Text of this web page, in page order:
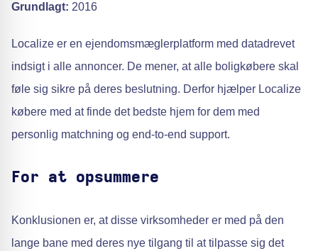
Grundlagt: 2016
Localize er en ejendomsmæglerplatform med datadrevet
indsigt i alle annoncer. De mener, at alle boligkøbere skal
føle sig sikre på deres beslutning. Derfor hjælper Localize
købere med at finde det bedste hjem for dem med
personlig matchning og end-to-end support.
For at opsummere
Konklusionen er, at disse virksomheder er med på den
lange bane med deres nye tilgang til at tilpasse sig det